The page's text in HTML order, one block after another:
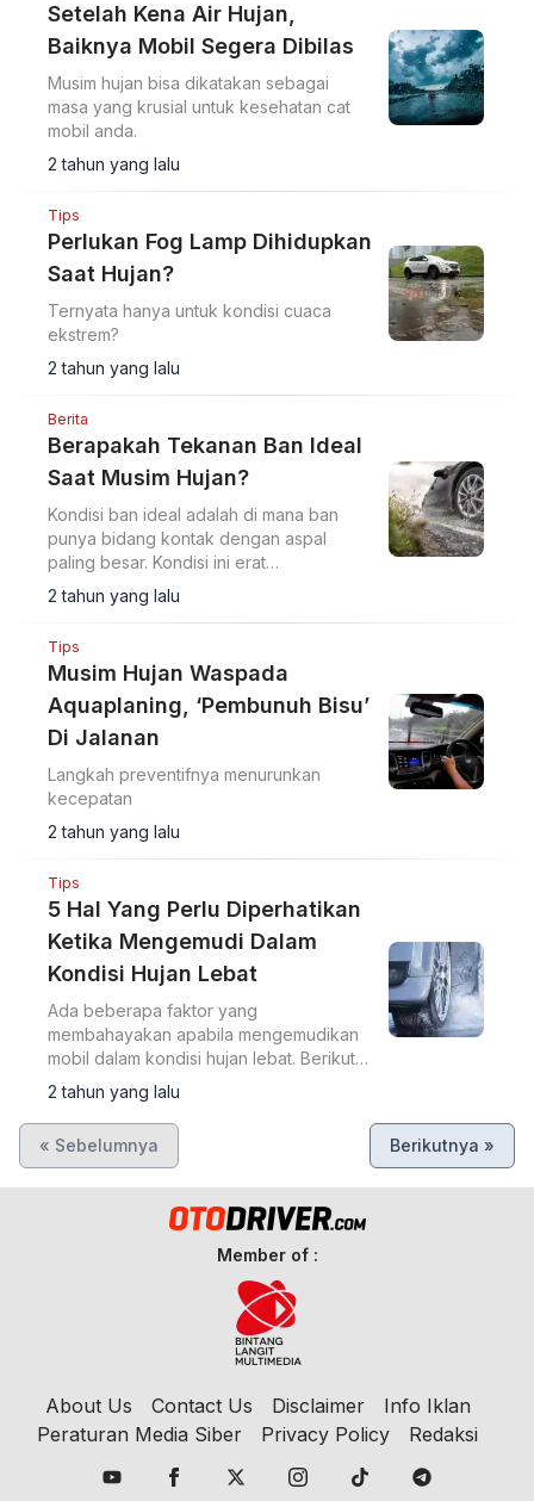
Setelah Kena Air Hujan,
Baiknya Mobil Segera Dibilas
Musim hujan bisa dikatakan sebagai
masa yang krusial untuk kesehatan cat
mobil anda.
2 tahun yang lalu
Tips
Perlukan Fog Lamp Dihidupkan
Saat Hujan?
Ternyata hanya untuk kondisi cuaca
ekstrem?
2 tahun yang lalu
Berita
Berapakah Tekanan Ban Ideal
Saat Musim Hujan?
Kondisi ban ideal adalah di mana ban
punya bidang kontak dengan aspal
paling besar. Kondisi ini erat
hubungannya dengan cengkraman yang
paling baik.
2 tahun yang lalu
Tips
Musim Hujan Waspada
Aquaplaning, ‘Pembunuh Bisu’
Di Jalanan
Langkah preventifnya menurunkan
kecepatan
2 tahun yang lalu
Tips
5 Hal Yang Perlu Diperhatikan
Ketika Mengemudi Dalam
Kondisi Hujan Lebat
Ada beberapa faktor yang
membahayakan apabila mengemudikan
mobil dalam kondisi hujan lebat. Berikut
contohnya
2 tahun yang lalu
« Sebelumnya Berikutnya »
Member of :
About Us Contact Us Disclaimer
Info Iklan
Peraturan Media Siber
Privacy Policy Redaksi